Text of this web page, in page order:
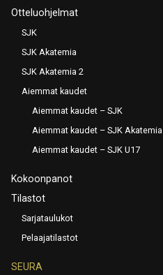
Otteluohjelmat
SJK
SJK Akatemia
SJK Akatemia 2
Aiemmat kaudet
Aiemmat kaudet – SJK
Aiemmat kaudet – SJK Akatemia
Aiemmat kaudet – SJK U17
Kokoonpanot
Tilastot
Sarjataulukot
Pelaajatilastot
SEURA